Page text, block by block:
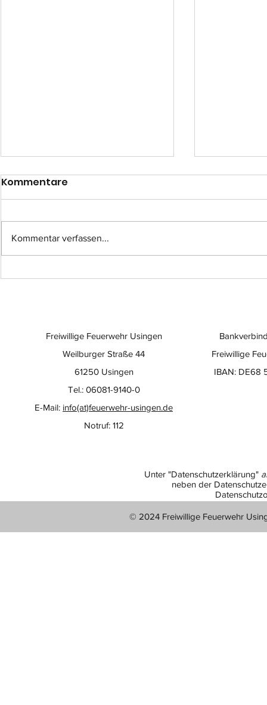
Einsatzübung im
Eine
Kommentare
Kommentar verfassen...
Freiwillige
IBAN: DE68
Freiwillige Feuerwehr Usingen
Weilburger Straße 44
61250 Usingen
Tel.: 06081-9140-0
E-Mail: info(at)feuerwehr-usingen.de
Notruf: 112
Unter "Datenschutzerklärung"
neben der
© 2024 Freiwillige Feuerwehr